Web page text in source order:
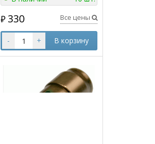
₽ 330 Все цены
- + В корзину